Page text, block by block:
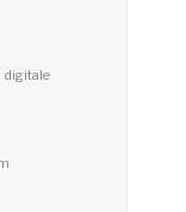
digitale